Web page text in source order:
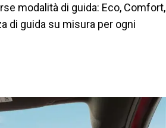
modalità di guida: Eco, Comfort,
di guida su misura per ogni